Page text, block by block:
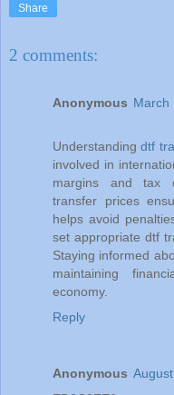
Share
2 comments:
Anonymous March
Understandingdtf
involved in
margins and tax
transfer prices
helps avoid
set appropriate dtf
Staying informed
maintaining
economy.
Reply
Anonymous